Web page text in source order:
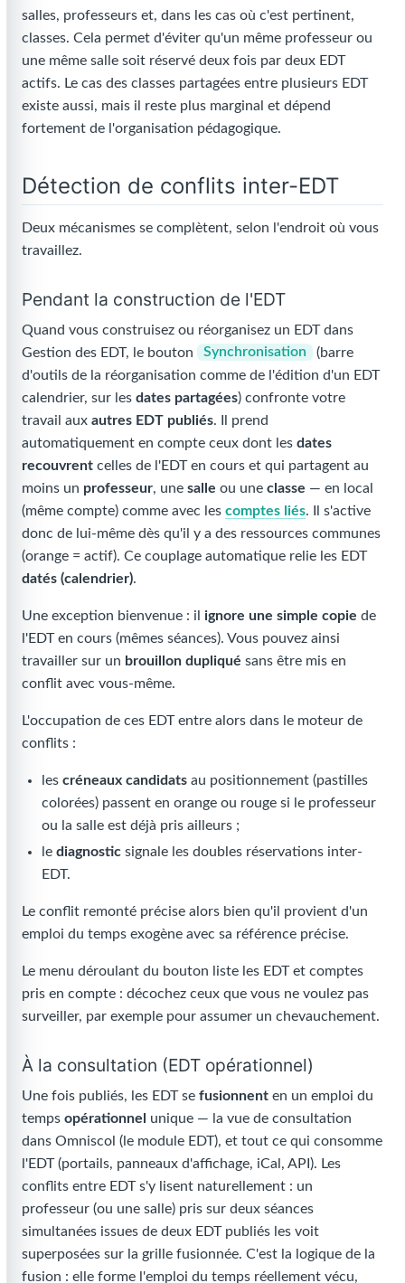
salles, professeurs et, dans les cas où c'est pertinent,
classes. Cela permet d'éviter qu'un même professeur ou
une même salle soit réservé deux fois par deux EDT
actifs. Le cas des classes partagées entre plusieurs EDT
existe aussi, mais il reste plus marginal et dépend
fortement de l'organisation pédagogique.
Détection de conflits inter-EDT
Deux mécanismes se complètent, selon l'endroit où vous
travaillez.
Pendant la construction de l'EDT
Quand vous construisez ou réorganisez un EDT dans
Gestion des EDT, le bouton
Synchronisation
(barre
d'outils de la réorganisation comme de l'édition d'un EDT
calendrier, sur les dates partagées) confronte votre
travail aux autres EDT publiés. Il prend
automatiquement en compte ceux dont les dates
recouvrent celles de l'EDT en cours et qui partagent au
moins un professeur, une salle ou une classe — en local
(même compte) comme avec les comptes liés. Il s'active
donc de lui-même dès qu'il y a des ressources communes
(orange = actif). Ce couplage automatique relie les EDT
datés (calendrier).
Une exception bienvenue : il ignore une simple copie de
l'EDT en cours (mêmes séances). Vous pouvez ainsi
travailler sur un brouillon dupliqué sans être mis en
conflit avec vous-même.
L'occupation de ces EDT entre alors dans le moteur de
conflits :
lescréneaux candidats au positionnement (pastilles
colorées) passent en orange ou rouge si le professeur
ou la salle est déjà pris ailleurs ;
lediagnostic signale les doubles réservations inter-
EDT.
Le conflit remonté précise alors bien qu'il provient d'un
emploi du temps exogène avec sa référence précise.
Le menu déroulant du bouton liste les EDT et comptes
pris en compte : décochez ceux que vous ne voulez pas
surveiller, par exemple pour assumer un chevauchement.
À la consultation (EDT opérationnel)
Une fois publiés, les EDT se fusionnent en un emploi du
temps opérationnel
unique — la vue de consultation
dans Omniscol (le module EDT), et tout ce qui consomme
l'EDT (portails, panneaux d'affichage, iCal, API). Les
conflits entre EDT s'y lisent naturellement : un
professeur (ou une salle) pris sur deux séances
simultanées issues de deux EDT publiés les voit
superposées sur la grille fusionnée. C'est la logique de la
fusion : elle forme l'emploi du temps réellement vécu,